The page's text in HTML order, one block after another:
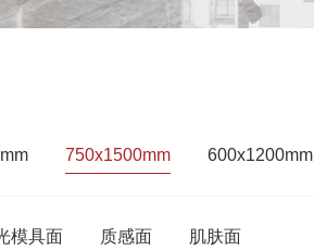
750x1500mm 600x1200mm
模具面 质感面 肌肤面